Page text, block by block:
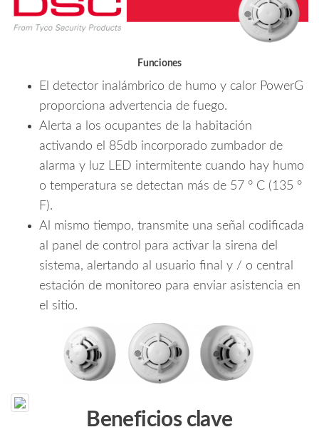
Funciones
El detector inalámbrico de humo y calor PowerG
proporciona advertencia de fuego.
Alerta a los ocupantes de la habitación
activando el 85db incorporado zumbador de
alarma y luz LED intermitente cuando hay humo
o temperatura se detectan más de 57 ° C (135 °
F).
Al mismo tiempo, transmite una señal codificada
al panel de control para activar la sirena del
sistema, alertando al usuario final y / o central
estación de monitoreo para enviar asistencia en
el sitio.
Beneficios clave